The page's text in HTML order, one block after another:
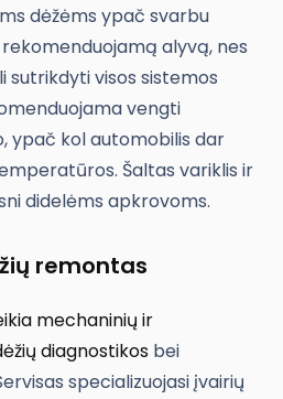
dėžėms ypač svarbu
alyvą, nes
sutrikdyti visos sistemos
vengti
ypač kol automobilis dar
Šaltas variklis ir
didelėms apkrovoms.
remontas
mechaninių ir
diagnostikos bei
specializuojasi įvairių